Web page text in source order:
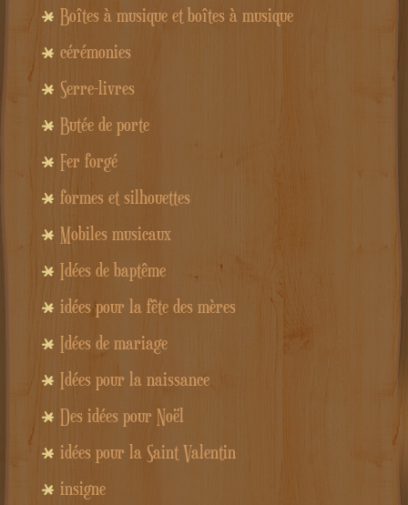
Boîtes à musique et boîtes à musique
cérémonies
Serre-livres
Butée de porte
Fer forgé
formes et silhouettes
Mobiles musicaux
Idées de baptême
idées pour la fête des mères
Idées de mariage
Idées pour la naissance
Des idées pour Noël
idées pour la Saint Valentin
insigne